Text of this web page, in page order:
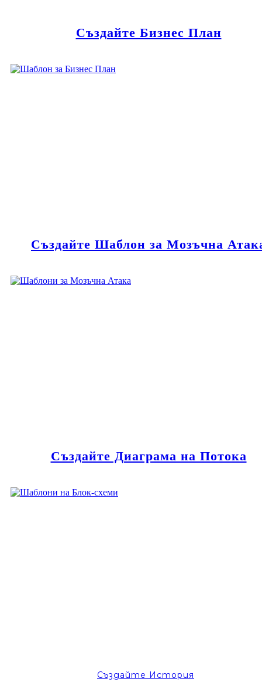
Създайте Бизнес План
Създайте Шаблон за Мозъчна
Създайте Диаграма на Потока
Създайте История